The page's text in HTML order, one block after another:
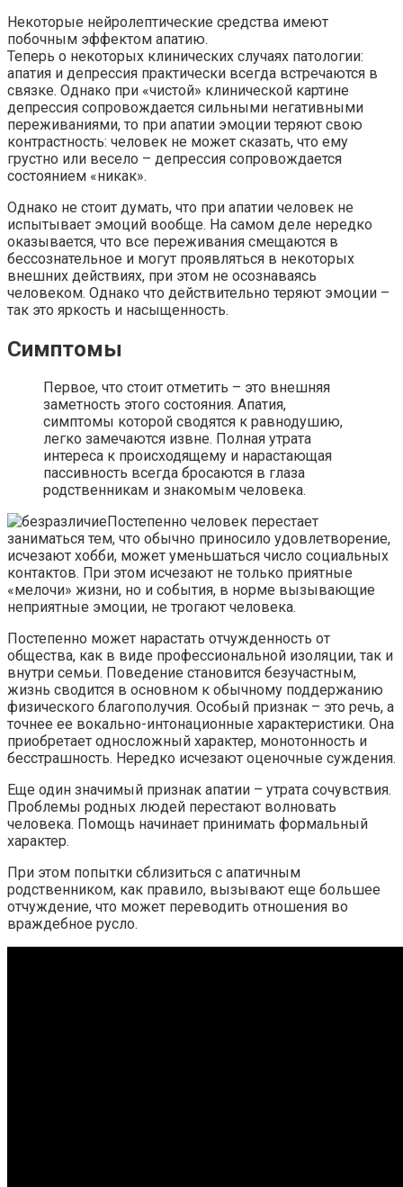
Некоторые нейролептические средства имеют
побочным эффектом апатию.
Теперь о некоторых клинических случаях патологии:
апатия и депрессия практически всегда встречаются в
связке. Однако при «чистой» клинической картине
депрессия сопровождается сильными негативными
переживаниями, то при апатии эмоции теряют свою
контрастность: человек не может сказать, что ему
грустно или весело – депрессия сопровождается
состоянием «никак».
Однако не стоит думать, что при апатии человек не
испытывает эмоций вообще. На самом деле нередко
оказывается, что все переживания смещаются в
бессознательное и могут проявляться в некоторых
внешних действиях, при этом не осознаваясь
человеком. Однако что действительно теряют эмоции –
так это яркость и насыщенность.
Симптомы
Первое, что стоит отметить – это внешняя
заметность этого состояния. Апатия,
симптомы которой сводятся к равнодушию,
легко замечаются извне. Полная утрата
интереса к происходящему и нарастающая
пассивность всегда бросаются в глаза
родственникам и знакомым человека.
Постепенно человек перестает
заниматься тем, что обычно приносило удовлетворение,
исчезают хобби, может уменьшаться число социальных
контактов. При этом исчезают не только приятные
«мелочи» жизни, но и события, в норме вызывающие
неприятные эмоции, не трогают человека.
Постепенно может нарастать отчужденность от
общества, как в виде профессиональной изоляции, так и
внутри семьи. Поведение становится безучастным,
жизнь сводится в основном к обычному поддержанию
физического благополучия. Особый признак – это речь, а
точнее ее вокально-интонационные характеристики. Она
приобретает односложный характер, монотонность и
бесстрашность. Нередко исчезают оценочные суждения.
Еще один значимый признак апатии – утрата сочувствия.
Проблемы родных людей перестают волновать
человека. Помощь начинает принимать формальный
характер.
При этом попытки сблизиться с апатичным
родственником, как правило, вызывают еще большее
отчуждение, что может переводить отношения во
враждебное русло.